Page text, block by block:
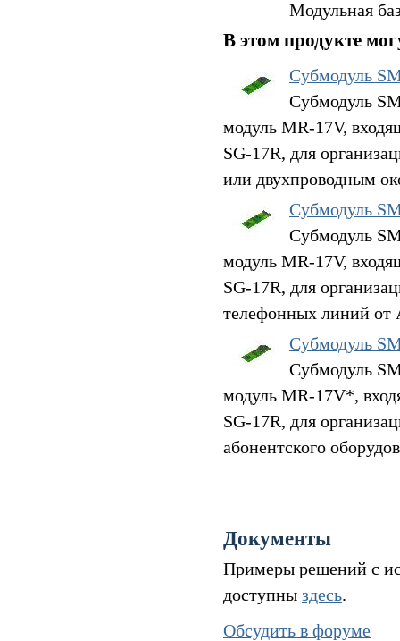
Модульная
В этом продукте
Субмодуль
Субмодуль
модуль MR-17V,
SG-17R, для
или двухпроводным
Субмодуль
Субмодуль
модуль MR-17V,
SG-17R, для
телефонных линий от
Субмодуль
Субмодуль
модуль MR-17V*,
SG-17R, для
абонентского
Документы
Примеры решений с
доступны здесь.
Обсудить в форуме